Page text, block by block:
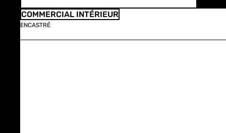
COMMERCIAL INTÉRIEUR
ENCASTRÉ